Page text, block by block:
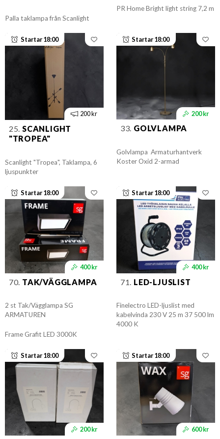
Palla taklampa från Scanlight
PR Home Bright light string 7,2 m
Startar 18:00
200 kr
25. SCANLIGHT
"TROPEA"
Scanlight "Tropea", Taklampa, 6
ljuspunkter
Startar 18:00
200 kr
33. GOLVLAMPA
Golvlampa Armaturhantverk
Koster Oxid 2-armad
Startar 18:00
400 kr
70. TAK/VÄGGLAMPA
2 st Tak/Vägglampa SG
ARMATUREN
Frame Grafit LED 3000K
Startar 18:00
400 kr
71. LED-LJUSLIST
Finelectro LED-ljuslist med
kabelvinda 230 V 25 m 37 500 lm
4000 K
Startar 18:00
200 kr
Startar 18:00
600 kr